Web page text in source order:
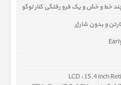
خط و خش و یک فرو رفتگی کنار لوگو
و بدون شارژر